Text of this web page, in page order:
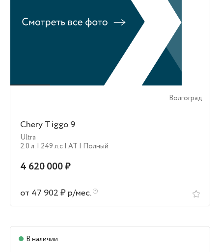
Волгоград
Chery Tiggo 9
Ultra
2.0 л. | 249 л.c | AT | Полный
4 620 000 ₽
от 47 902 ₽ р/мес.
В наличии